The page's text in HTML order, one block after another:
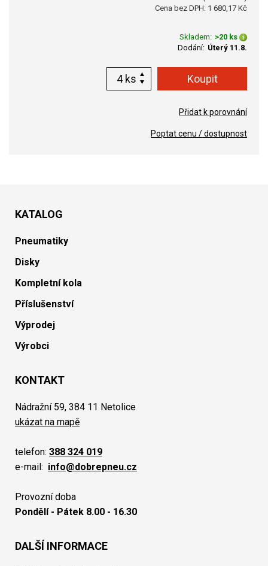
Cena bez DPH: 1 680,17 Kč
Skladem: >20 ks
Dodání: Úterý 11.8.
ks
Přidat k porovnání
Poptat cenu / dostupnost
KATALOG
Pneumatiky
Disky
Kompletní kola
Příslušenství
Výprodej
Výrobci
KONTAKT
Nádražní 59, 384 11 Netolice
ukázat na mapě
telefon: 388 324 019
e-mail: info@dobrepneu.cz
Provozní doba
Pondělí - Pátek 8.00 - 16.30
DALŠÍ INFORMACE